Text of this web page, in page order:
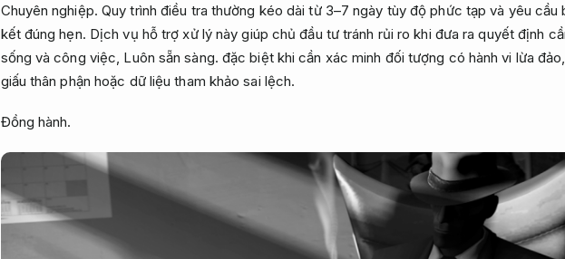
Chuyên nghiệp. Quy trình điều tra thường kéo dài từ 3–7 ngày tùy độ phức tạp và yêu
kết đúng hẹn. Dịch vụ hỗ trợ xử lý này giúp chủ đầu tư tránh rủi ro khi đưa ra quyết định
sống và công việc, Luôn sẵn sàng. đặc biệt khi cần xác minh đối tượng có hành vi lừa
giấu thân phận hoặc dữ liệu tham khảo sai lệch.
Đồng hành.